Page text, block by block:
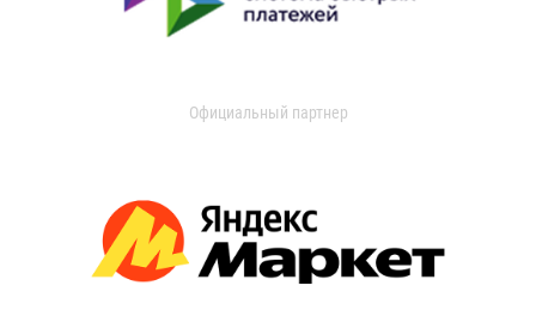
Официальный партнер